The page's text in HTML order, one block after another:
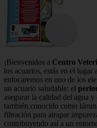
¡Bienvenidos a Centro
los acuarios, estás en el lugar
enfocaremos en uno de los
un acuario saludable: el
asegurar la calidad del agua
también conocido como
filtración para atrapar
contribuyendo así a un